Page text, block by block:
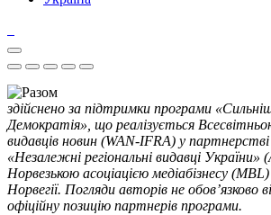
здійснено за підтримки програми
Демократія», що реалізується
видавців новин (WAN-IFRA) у партнерстві
«Незалежні регіональні видавці
Норвезькою асоціацією медіабізнесу
Норвегії. Погляди авторів не
офіційну позицію партнерів програми.